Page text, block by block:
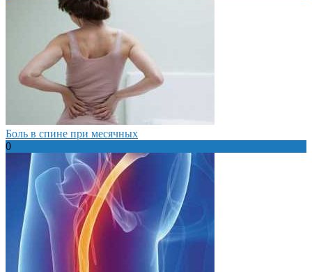
Боль в спине при месячных
0